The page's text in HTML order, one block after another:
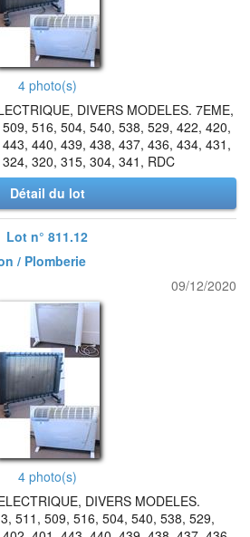
4 photo(s)
DIVERS MODELES. 7EME,
516, 504, 540, 538, 529, 422, 420,
440, 439, 438, 437, 436, 434, 431,
320, 315, 304, 341, RDC
Détail du lot
Lot n° 811.12
/ Plomberie
09/12/2020
4 photo(s)
DIVERS MODELES.
511, 509, 516, 504, 540, 538, 529,